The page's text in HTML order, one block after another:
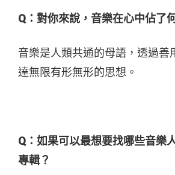
Q：對你來說，音樂在心中佔了
音樂是人類共通的母語，透過善
達無限有形無形的思想。
Q：如果可以最想要找哪些音樂
專輯？